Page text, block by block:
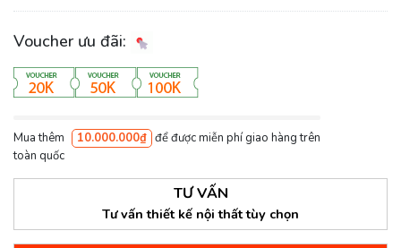
Voucher ưu đãi:
Mua thêm 10.000.000₫ để được miễn phí giao hàng trên
toàn quốc
TƯ VẤN
Tư vấn thiết kế nội thất tùy chọn